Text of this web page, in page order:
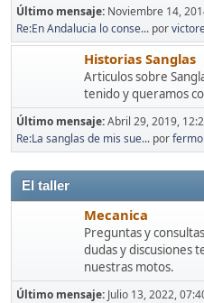
Último mensaje: Noviembre 14,
Re:En Andalucia lo conse... por
Historias Sanglas
Articulos sobre
tenido y queramos
Último mensaje:Abril 29, 2019,
Re:La sanglas de mis sue... por
El taller
Mecanica
Preguntas y
dudas y discusiones
nuestras motos.
Último mensaje: Julio 13, 2022,